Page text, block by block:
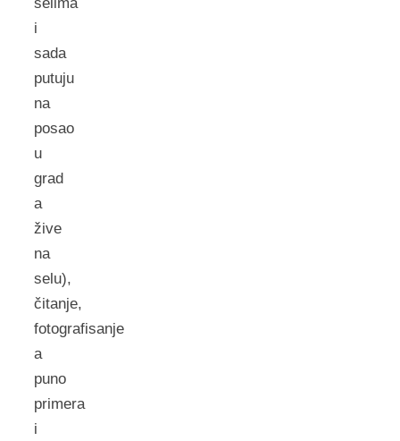
i
sada
putuju
na
posao
u
grad
a
žive
na
selu),
čitanje,
fotografisanje
a
puno
primera
i